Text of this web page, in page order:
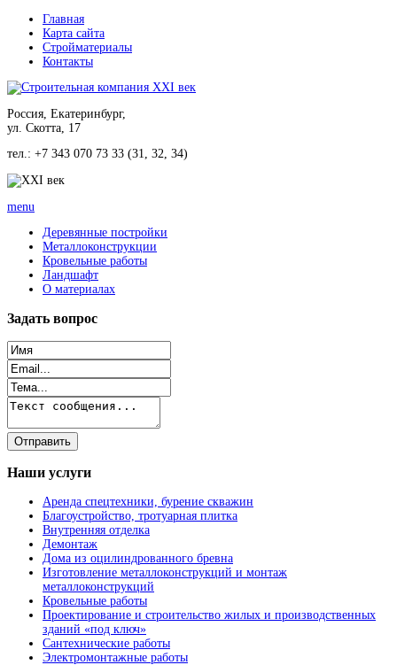
Главная
Карта сайта
Стройматериалы
Контакты
Россия, Екатеринбург,
ул. Скотта, 17
тел.: +7 343 070 73 33 (31, 32, 34)
menu
Деревянные постройки
Металлоконструкции
Кровельные работы
Ландшафт
О материалах
Задать вопрос
Наши услуги
Аренда спецтехники, бурение скважин
Благоустройство, тротуарная плитка
Внутренняя отделка
Демонтаж
Дома из оцилиндрованного бревна
Изготовление металлоконструкций и монтаж
металлоконструкций
Кровельные работы
Проектирование и строительство жилых и производственных
зданий «под ключ»
Сантехнические работы
Электромонтажные работы